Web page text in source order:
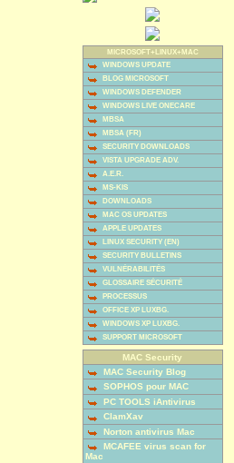
MICROSOFT+LINUX+MAC
WINDOWS UPDATE
BLOG MICROSOFT
WINDOWS DEFENDER
WINDOWS LIVE ONECARE
MBSA
MBSA (FR)
SECURITY DOWNLOADS
VISTA UPGRADE ADV.
A.E.R.
MS-KIS
DOWNLOADS
MAC OS UPDATES
APPLE UPDATES
LINUX SECURITY (EN)
SECURITY BULLETINS
VULNÉRABILITÉS
GLOSSAIRE SÉCURITÉ
PROCESSUS
OFFICE XP LUXBG.
WINDOWS XP LUXBG.
SUPPORT MICROSOFT
MAC Security
MAC Security Blog
SOPHOS pour MAC
PC TOOLS iAntivirus
ClamXav
Norton antivirus Mac
MCAFEE virus scan for
Mac